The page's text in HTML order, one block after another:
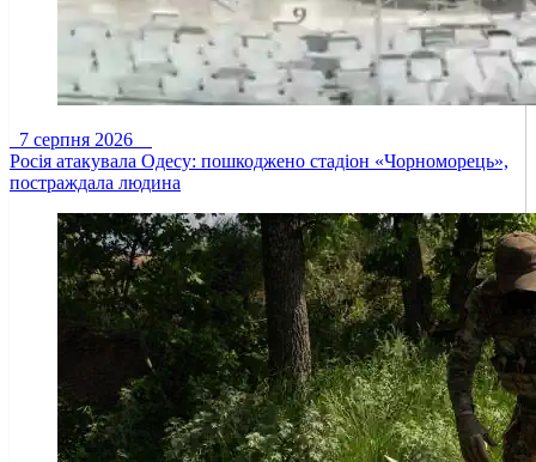
7 серпня 2026
Росія атакувала Одесу: пошкоджено стадіон «Чорноморець»,
постраждала людина